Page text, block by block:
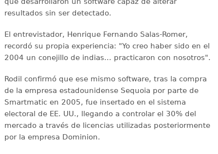
resultados sin ser detectado.
El entrevistador, Henrique Fernando Salas-Romer,
recordó su propia experiencia: "Yo creo haber sido en el
2004 un conejillo de indias... practicaron con nosotros".
Rodil confirmó que ese mismo software, tras la compra
de la empresa estadounidense Sequoia por parte de
Smartmatic en 2005, fue insertado en el sistema
electoral de EE. UU., llegando a controlar el 30% del
mercado a través de licencias utilizadas posteriormente
por la empresa Dominion.